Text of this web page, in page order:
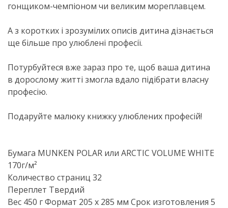
гонщиком-чемпіоном чи великим мореплавцем.
А з коротких і зрозумілих описів дитина дізнається
ще більше про улюблені професії.
Потурбуйтеся вже зараз про те, щоб ваша дитина
в дорослому житті змогла вдало підібрати власну
професію.
Подаруйте малюку книжку улюблених професій!
Бумага MUNKEN POLAR или ARCTIC VOLUME WHITE
170г/м²
Количество страниц 32
Переплет Твердий
Вес 450 г Формат 205 х 285 мм Срок изготовления 5